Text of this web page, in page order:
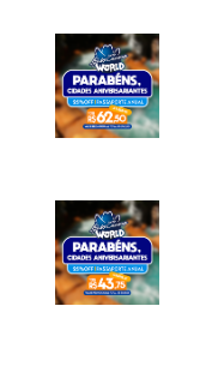
INFO
INFO